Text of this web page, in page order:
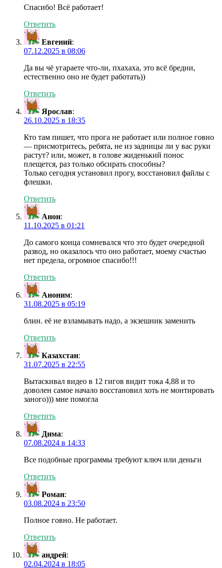
Спасибо! Всё работает!
Ответить
Евгений:
07.12.2025 в 08:06
Да вы чё угараете что-ли, пхахаха, это всё бредни,
естественно оно не будет работать))
Ответить
Ярослав:
26.10.2025 в 18:35
Кто там пишет, что прога не работает или полное говно
— присмотритесь, ребята, не из задницы ли у вас руки
растут? или, может, в голове жиденький понос
плещется, раз только обсирать способны?
Только сегодня установил прогу, восстановил файлы с
флешки.
Ответить
Анон:
11.10.2025 в 01:21
До самого конца сомневался что это будет очередной
развод, но оказалось что оно работает, моему счастью
нет предела, огромное спасибо!!!
Ответить
Аноним:
31.08.2025 в 05:19
блин. её не взламывать надо, а экзешник заменить
Ответить
Казахстан:
31.07.2025 в 22:55
Вытаскивал видео в 12 гигов видит тока 4,88 и то
доволен самое начало восстановил хоть не монтировать
заного))) мне помогла
Ответить
Дима:
07.08.2024 в 14:33
Все подобные программы требуют ключ или деньги
Ответить
Роман:
03.08.2024 в 23:50
Полное говно. Не работает.
Ответить
андрей:
02.04.2024 в 18:05